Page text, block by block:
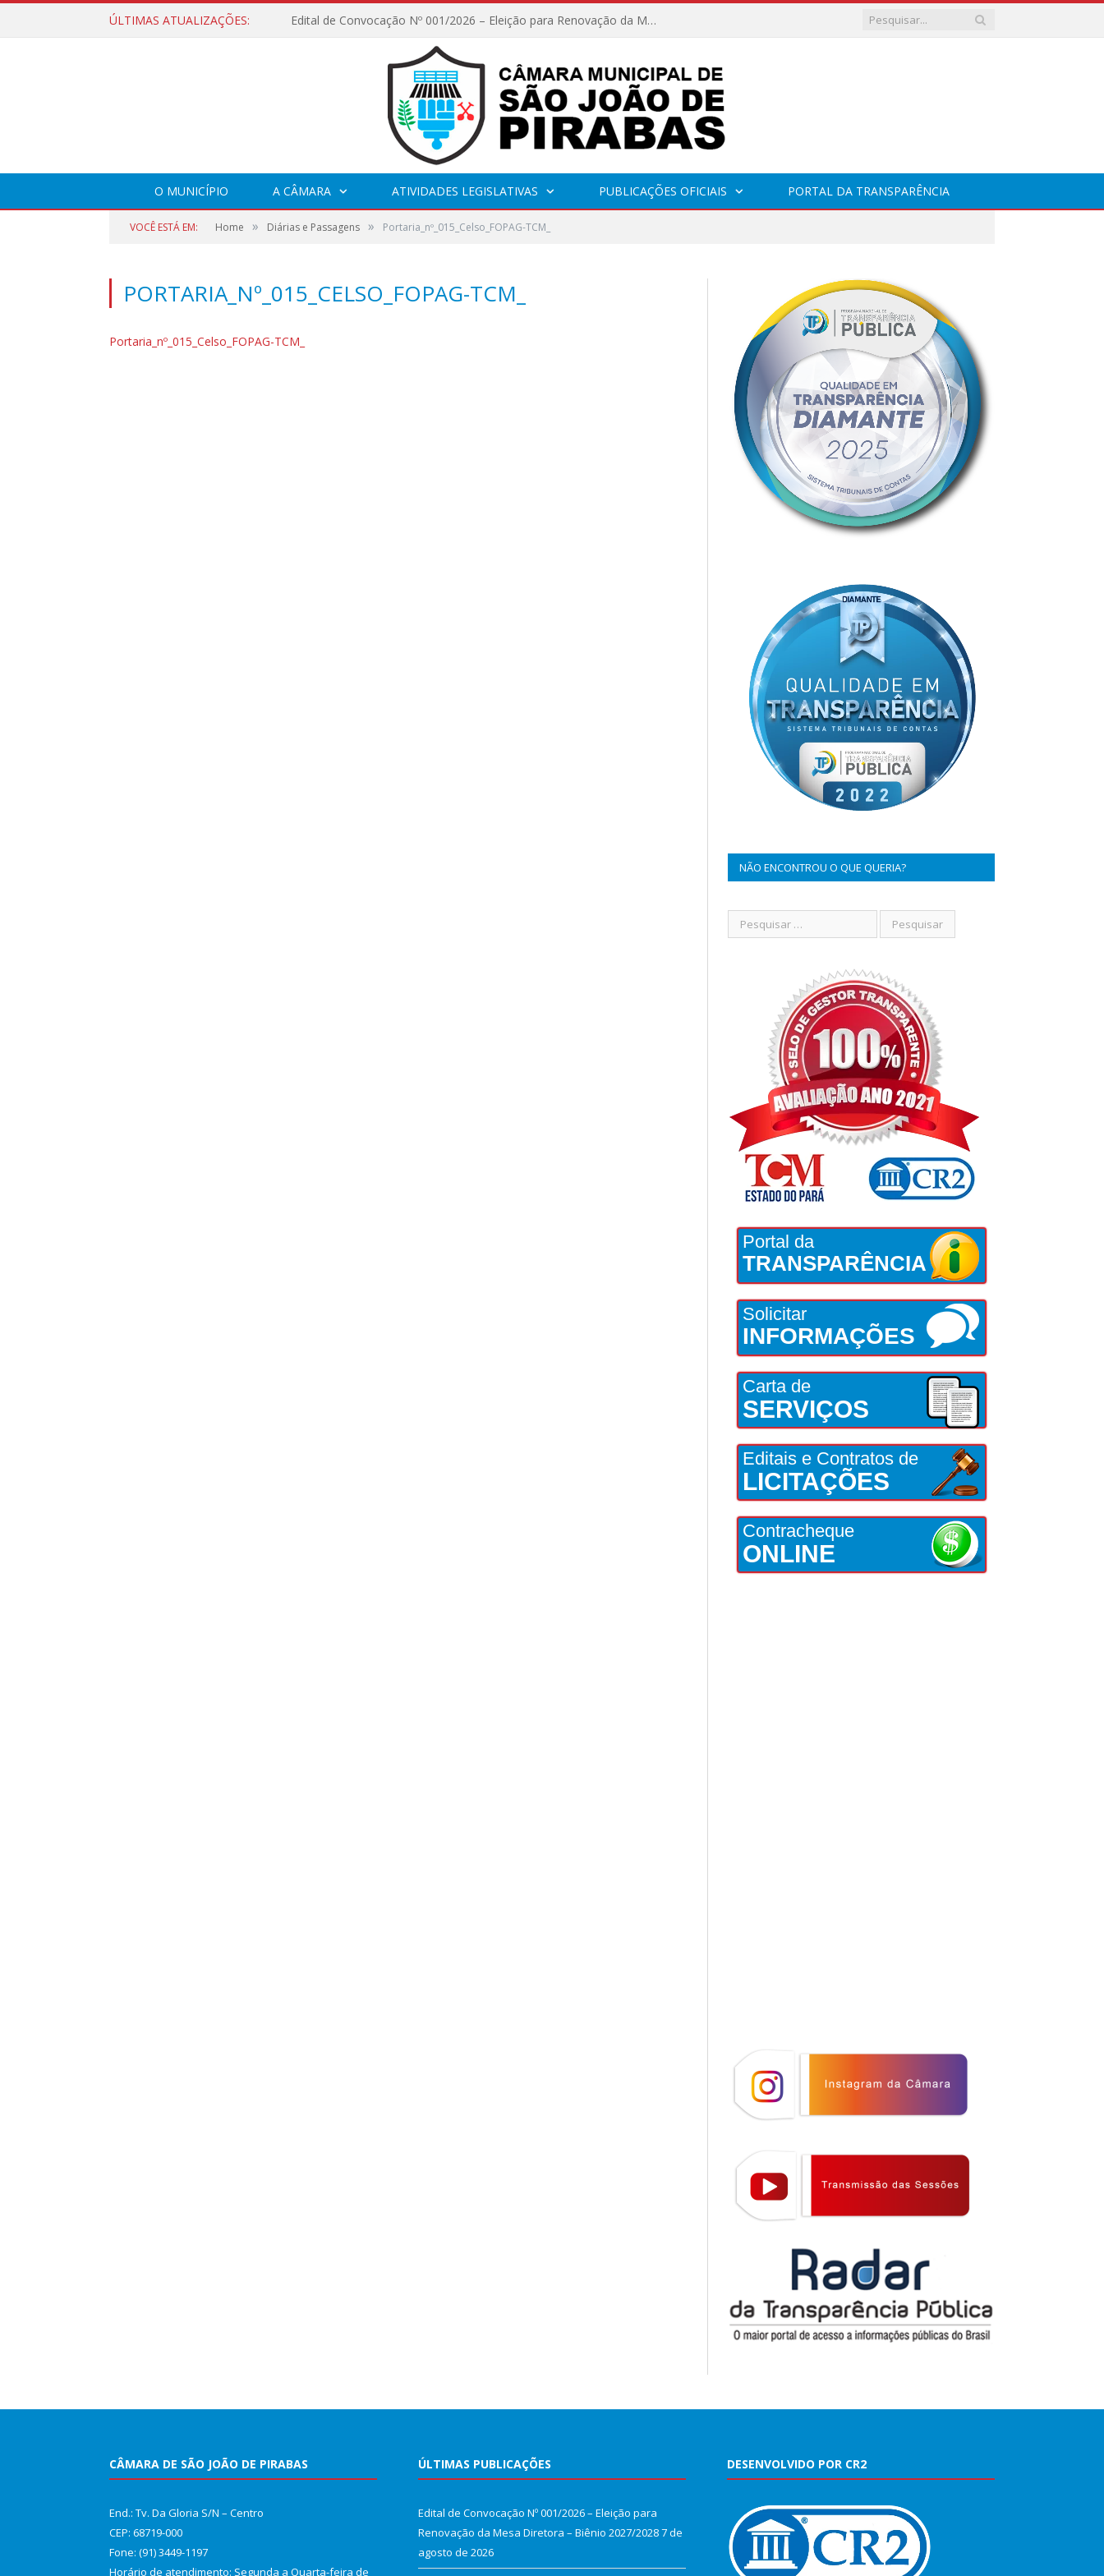
ÚLTIMAS ATUALIZAÇÕES: Edital de Convocação Nº 001/2026 – Eleição para Renovação da Mesa Diretora – Biênio 2027/2028
O MUNICÍPIO A CÂMARA ATIVIDADES LEGISLATIVAS PUBLICAÇÕES OFICIAIS PORTAL DA TRANSPARÊNCIA
VOCÊ ESTÁ EM: Home » Diárias e Passagens » Portaria_nº_015_Celso_FOPAG-TCM_
PORTARIA_Nº_015_CELSO_FOPAG-TCM_
Portaria_nº_015_Celso_FOPAG-TCM_
NÃO ENCONTROU O QUE QUERIA?
Portal da
TRANSPARÊNCIA
Solicitar
INFORMAÇÕES
Carta de
SERVIÇOS
Editais e Contratos de
LICITAÇÕES
Contracheque
ONLINE
CÂMARA DE SÃO JOÃO DE PIRABAS
End.: Tv. Da Gloria S/N – Centro
CEP: 68719-000
Fone: (91) 3449-1197
Horário de atendimento: Segunda a Quarta-feira de
ÚLTIMAS PUBLICAÇÕES
Edital de Convocação Nº 001/2026 – Eleição para
Renovação da Mesa Diretora – Biênio 2027/20287 de
agosto de 2026
DESENVOLVIDO POR CR2